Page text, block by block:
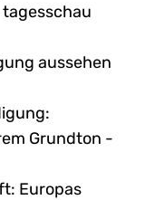
aussehen
Grundton -
Europas